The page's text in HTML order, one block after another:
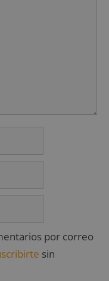
por correo
sin